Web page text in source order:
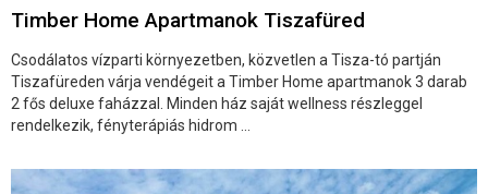
Timber Home Apartmanok Tiszafüred
Csodálatos vízparti környezetben, közvetlen a Tisza-tó partján
Tiszafüreden várja vendégeit a Timber Home apartmanok 3 darab
2 fős deluxe faházzal. Minden ház saját wellness részleggel
rendelkezik, fényterápiás hidrom ...